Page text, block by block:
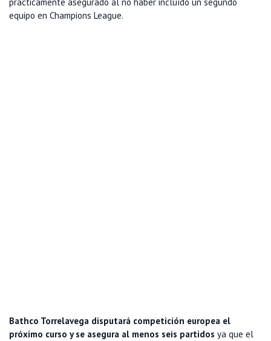
equipo en Champions League.
Bathco Torrelavega disputará competición europea el
próximo curso y se asegura al menos seis partidos ya que el